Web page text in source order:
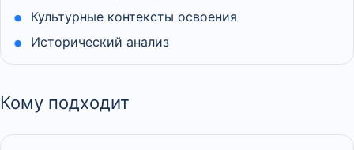
Культурные контексты освоения
Исторический анализ
Кому подходит